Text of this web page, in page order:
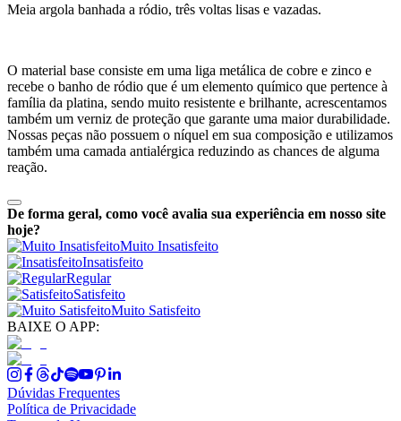
Meia argola banhada a ródio, três voltas lisas e vazadas.
O material base consiste em uma liga metálica de cobre e zinco e
recebe o banho de ródio que é um elemento químico que pertence à
família da platina, sendo muito resistente e brilhante, acrescentamos
também um verniz de proteção que garante uma maior durabilidade.
Nossas peças não possuem o níquel em sua composição e utilizamos
também uma camada antialérgica reduzindo as chances de alguma
reação.
De forma geral, como você avalia sua experiência em nosso site
hoje?
Muito Insatisfeito
Insatisfeito
Regular
Satisfeito
Muito Satisfeito
BAIXE O APP:
Dúvidas Frequentes
Política de Privacidade